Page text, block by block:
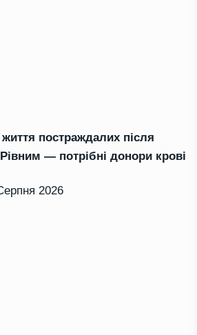
постраждалих після
— потрібні донори крові
2026